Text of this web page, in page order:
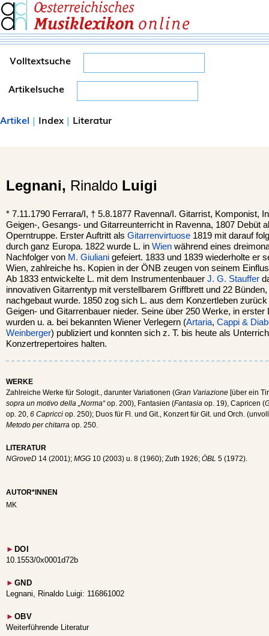
Volltextsuche
Artikelsuche
Artikel | Index | Literatur
Legnani, Rinaldo Luigi
* 7.11.1790 Ferrara/I, † 5.8.1877 Ravenna/I. Gitarrist, Komponist,
Geigen-, Gesangs- und Gitarreunterricht in Ravenna, 1807 Debüt
Operntruppe. Erster Auftritt als Gitarrenvirtuose 1819 mit darauf
durch ganz Europa. 1822 wurde L. in Wien während eines
Nachfolger von M. Giuliani gefeiert. 1833 und 1839 wiederholte er
Wien, zahlreiche hs. Kopien in der ÖNB zeugen von seinem
Ab 1833 entwickelte L. mit dem Instrumentenbauer J. G. Stauffer
innovativen Gitarrentyp mit verstellbarem Griffbrett und 22
nachgebaut wurde. 1850 zog sich L. aus dem Konzertleben
Geigen- und Gitarrenbauer nieder. Seine über 250 Werke, in
wurden u. a. bei bekannten Wiener Verlegern (Artaria, Cappi &
Weinberger) publiziert und konnten sich z. T. bis heute als
Konzertrepertoires halten.
WERKE
Zahlreiche Werke für Sologit., darunter Variationen (Gran Variazione [über ein
sopra un motivo della „Norma“op. 200), Fantasien (Fantasia op. 19), Capricen (
op. 20, 6 Capricci op. 250); Duos für Fl. und Git., Konzert für Git. und Orch.
Metodo per chitarra op. 250.
LITERATUR
NGroveD 14 (2001); MGG 10 (2003) u. 8 (1960); Zuth 1926; ÖBL 5 (1972).
AUTOR*INNEN
MK
► DOI
10.1553/0x0001d72b
► GND
Legnani, Rinaldo Luigi: 116861002
► OBV
Weiterführende Literatur